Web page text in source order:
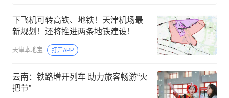
下飞机可转高铁、地铁！天津机场最
新规划！还将推进两条地铁建设！
天津本地宝 打开APP
云南：铁路增开列车 助力旅客畅游“火
把节”